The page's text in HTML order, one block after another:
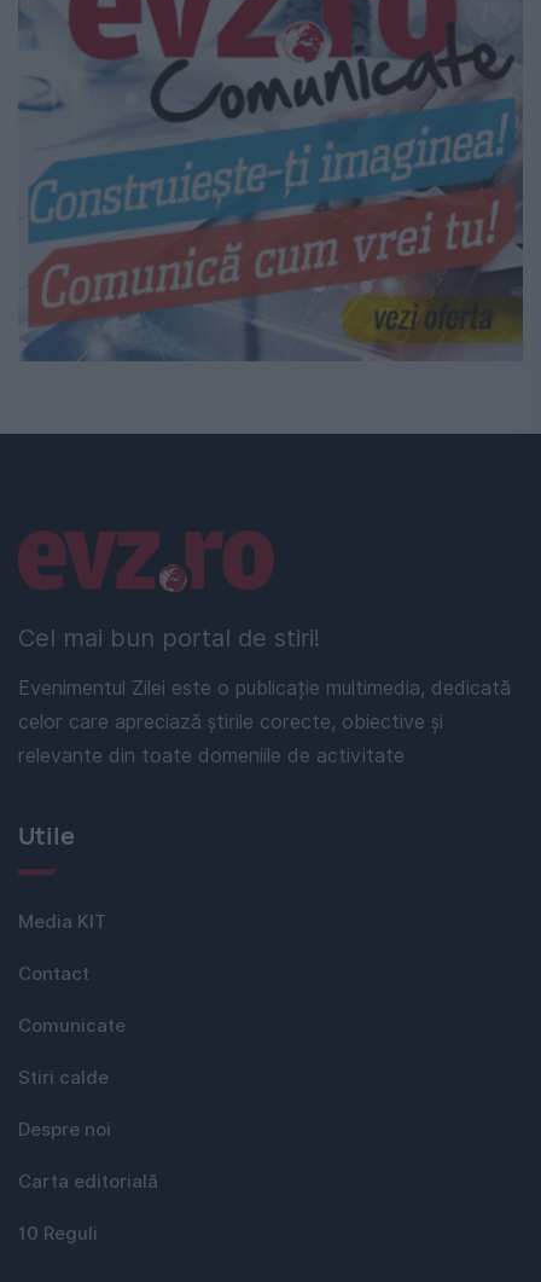
Cel mai bun portal de stiri!
Evenimentul Zilei este o publicație multimedia, dedicată
celor care apreciază știrile corecte, obiective și
relevante din toate domeniile de activitate
Linkuri utile
Utile
Media KIT
Contact
Comunicate
Stiri calde
Despre noi
Carta editorială
10 Reguli